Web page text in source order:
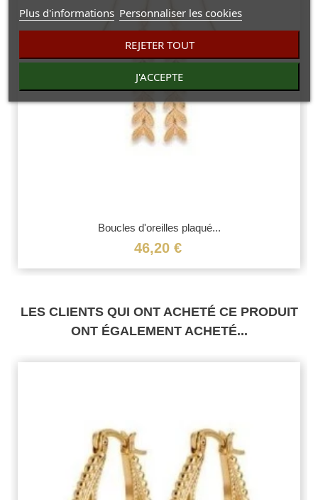
Boucles d'oreilles plaqué...
46,20 €
LES CLIENTS QUI ONT ACHETÉ CE PRODUIT
ONT ÉGALEMENT ACHETÉ...
Plus d'informations Personnaliser les cookies
REJETER TOUT
J'ACCEPTE